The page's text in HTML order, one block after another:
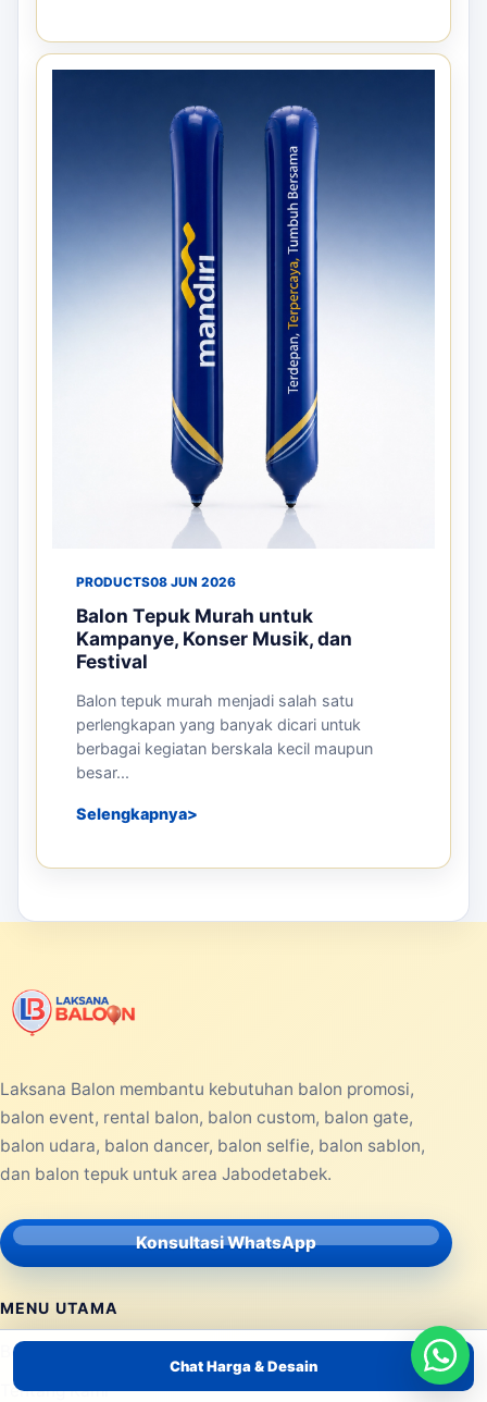
PRODUCTS08 JUN 2026
Balon Tepuk Murah untuk
Kampanye, Konser Musik, dan
Festival
Balon tepuk murah menjadi salah satu
perlengkapan yang banyak dicari untuk
berbagai kegiatan berskala kecil maupun
besar...
Selengkapnya
Chat Harga & Desain
Laksana Balon membantu kebutuhan balon promosi,
balon event, rental balon, balon custom, balon gate,
balon udara, balon dancer, balon selfie, balon sablon,
dan balon tepuk untuk area Jabodetabek.
Konsultasi WhatsApp
MENU UTAMA
Beranda
Tentang Kami